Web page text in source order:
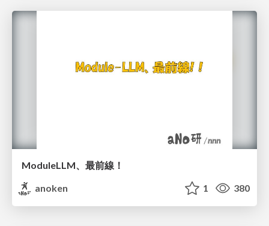
ModuleLLM、最前線！
anoken
1 380